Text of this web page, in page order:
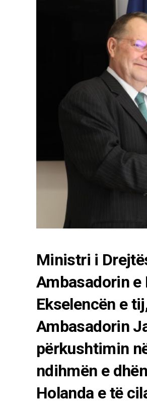
Ministri i
Ambasadorin e
Ekselencën e
Ambasadorin
përkushtimin
ndihmën e
Holanda e të